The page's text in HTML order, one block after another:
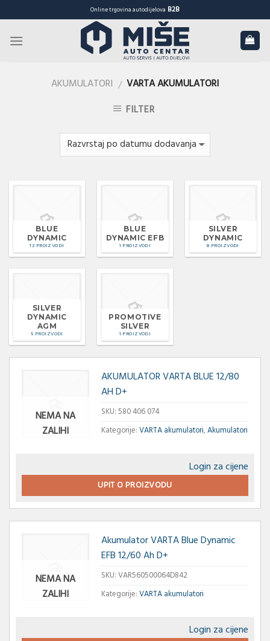
to
content
Online trgovina autodijelova B2B
AKUMULATORI / VARTA AKUMULATORI
FILTER
BLUE
DYNAMIC
12 PROIZVODI
BLUE
DYNAMIC EFB
1 PROIZVODI
SILVER
DYNAMIC
8 PROIZVODI
SILVER
DYNAMIC
AGM
5 PROIZVODI
PROMOTIVE
SILVER
1 PROIZVODI
NEMA NA
ZALIHI
AKUMULATOR VARTA BLUE 12/80
AH D+
SKU:580 406 074
Kategorije:VARTA akumulatori,Akumulatori
Login za cijene
UPIT O PROIZVODU
NEMA NA
ZALIHI
Akumulator VARTA Blue Dynamic
EFB 12/60 Ah D+
SKU:VAR560500064D842
Kategorije:VARTA akumulatori
Login za cijene